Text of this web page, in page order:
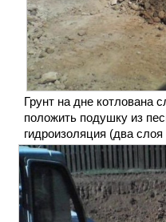
Грунт на дне котлована
положить подушку из
гидроизоляция (два